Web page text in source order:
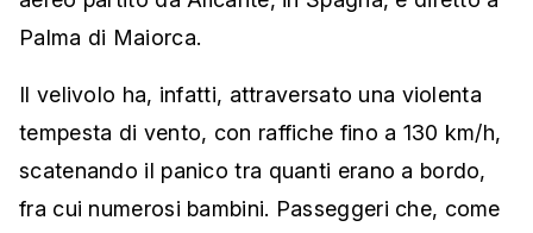
Palma di Maiorca.
Il velivolo ha, infatti, attraversato una violenta
tempesta di vento, con raffiche fino a 130 km/h,
scatenando il panico tra quanti erano a bordo,
fra cui numerosi bambini. Passeggeri che, come